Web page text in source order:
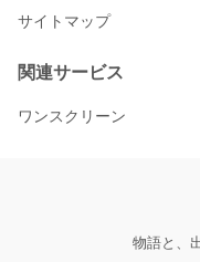
サイトマップ
関連サービス
ワンスクリーン
物語と、